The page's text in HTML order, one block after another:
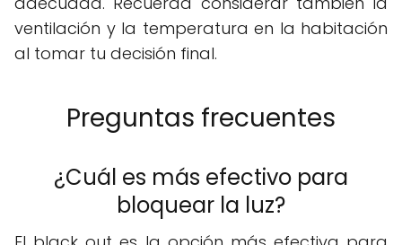
ventilación y la temperatura en la habitación
al tomar tu decisión final.
Preguntas frecuentes
¿Cuál es más efectivo para
bloquear la luz?